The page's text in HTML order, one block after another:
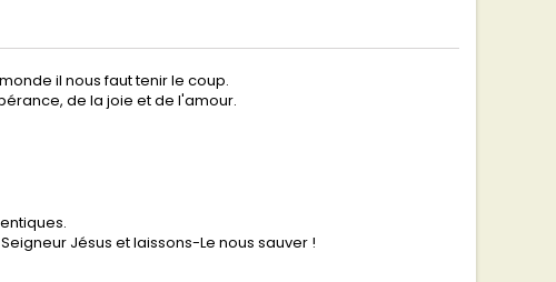
il nous faut tenir le coup.
de la joie et de l'amour.
Jésus et laissons-Le nous sauver !